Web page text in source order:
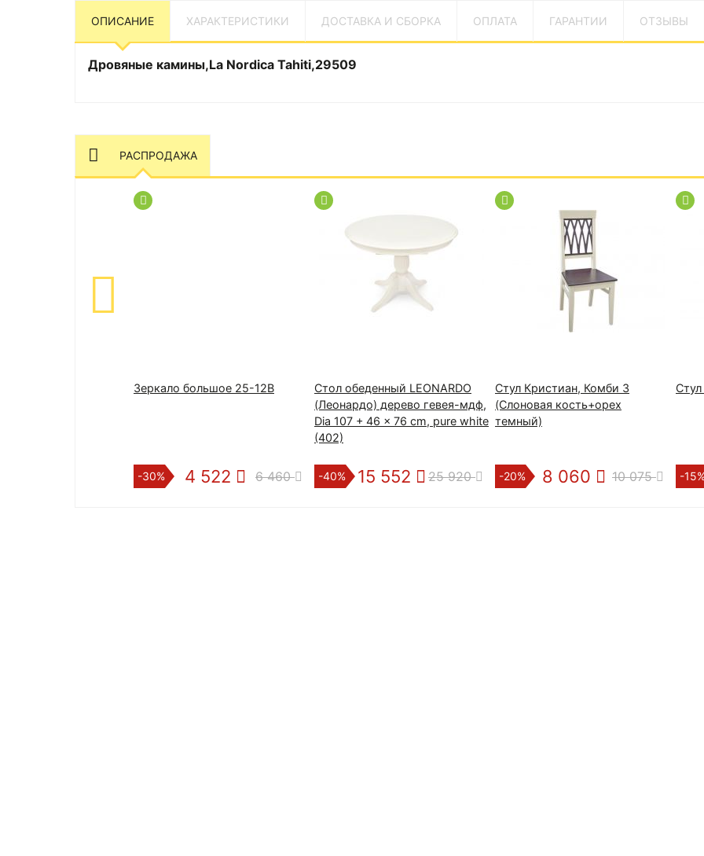
ОПИСАНИЕ ХАРАКТЕРИСТИКИ ДОСТАВКА И СБОРКА ОПЛАТА ГАРАНТИИ ОТЗЫВЫ
Дровяные камины,La Nordica Tahiti,29509
РАСПРОДАЖА
Зеркало большое 25-12B
-30% 4 522 6 460
Стол обеденный LEONARDO
(Леонардо) дерево гевея-мдф,
Dia 107 + 46 x 76 cm, pure white
(402)
-40% 15 552 25 920
Стул Кристиан, Комби 3
(Слоновая кость+орех
темный)
-20% 8 060 10 075 -